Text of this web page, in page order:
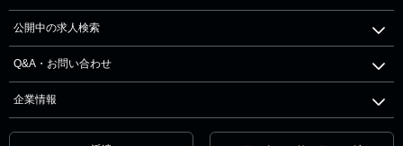
公開中の求人検索
Q&A・お問い合わせ
企業情報